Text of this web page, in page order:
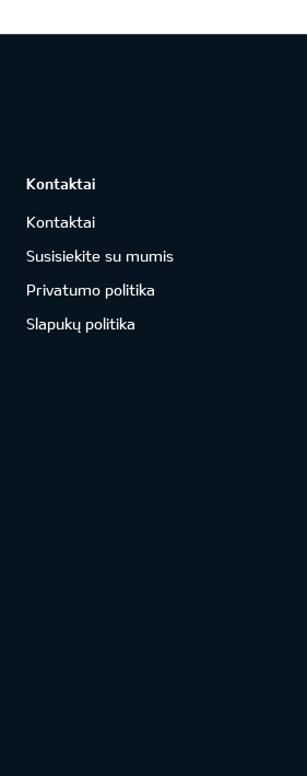
Kontaktai
Kontaktai
Susisiekite su mumis
Privatumo politika
Slapukų politika